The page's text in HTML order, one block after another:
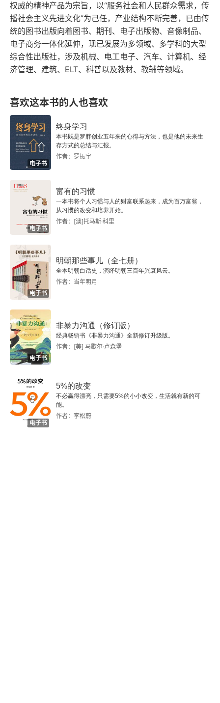
阴晴不定的妈妈
第3章 脱离母亲的绊脚石
生存本能
乖乖女综合征
镜像效应
沉默
“瞧瞧，你都把我逼成什么样了！”
“看看我为你付出了多少……”
“你太敏感了！”
“我是你妈，你必须尊重我！”
第4章 成为自己的六步法
第一步：重走被剥夺的个体化之路
第二步：告别内心冲突
第三步：获得情绪成熟
第四步：学会说“不”
第五步：直面母亲的反应
第六步：学会说“好”
你的行动至关重要
权威的精神产品为宗旨，以“服务社会和人民群众需求，传
播社会主义先进文化”为己任，产业结构不断完善，已由传
统的图书出版向着图书、期刊、电子出版物、音像制品、
电子商务一体化延伸，现已发展为多领域、多学科的大型
综合性出版社，涉及机械、电工电子、汽车、计算机、经
济管理、建筑、ELT、科普以及教材、教辅等领域。
喜欢这本书的人也喜欢
电子书
终身学习
本书既是罗胖创业五年来的心得与方法，也是他的未来生
存方式的总结与汇报。
作者：罗振宇
电子书
富有的习惯
一本书将个人习惯与人的财富联系起来，成为百万富翁，
从习惯的改变和培养开始。
作者：[澳]托马斯·科里
电子书
明朝那些事儿（全七册）
全本明朝白话史，演绎明朝三百年兴衰风云。
作者：当年明月
电子书
非暴力沟通（修订版）
经典畅销书《非暴力沟通》全新修订升级版。
作者：[美] 马歇尔·卢森堡
电子书
5%的改变
不必赢得漂亮，只需要5%的小小改变，生活就有新的可
能。
作者：李松蔚